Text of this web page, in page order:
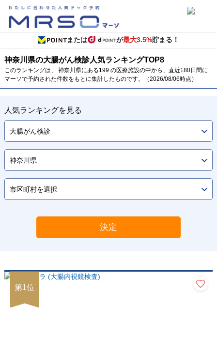
または が最大3.5%貯まる！
神奈川県の大腸がん検診人気ランキングTOP8
このランキングは、 神奈川県にある199 の医療施設の中から、直近180日間に
マーソで予約された件数をもとに集計したものです。（2026/08/06時点）
人気ランキングを見る
決定
第1位